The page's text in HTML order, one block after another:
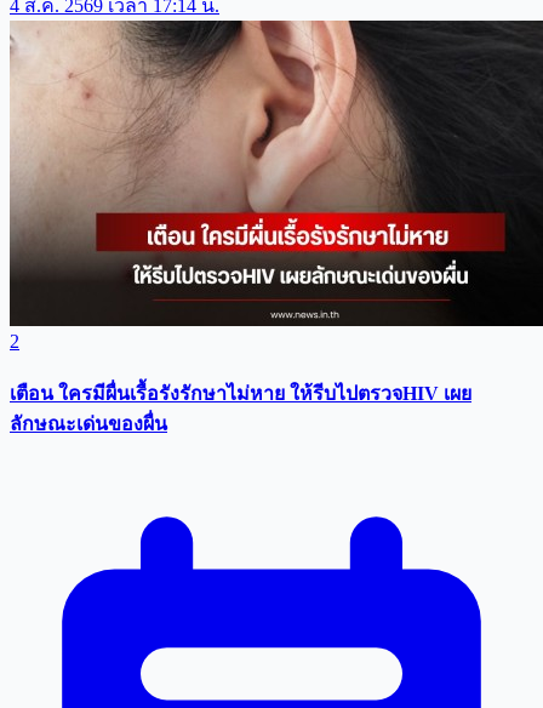
4 ส.ค. 2569 เวลา 17:14 น.
2
เตือน ใครมีผื่นเรื้อรังรักษาไม่หาย ให้รีบไปตรวจHIV เผย
ลักษณะเด่นของผื่น